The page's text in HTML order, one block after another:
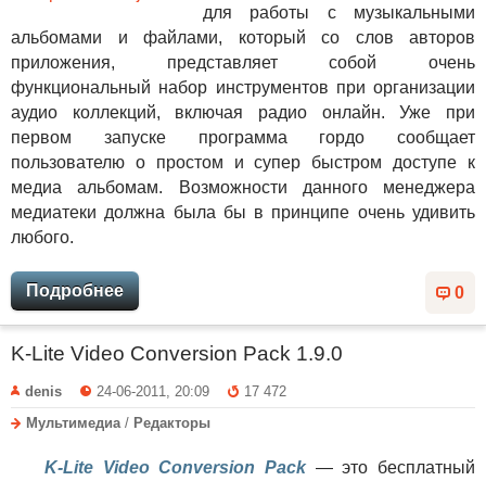
для работы с музыкальными
альбомами и файлами, который со слов авторов
приложения, представляет собой очень
функциональный набор инструментов при организации
аудио коллекций, включая радио онлайн. Уже при
первом запуске программа гордо сообщает
пользователю о простом и супер быстром доступе к
медиа альбомам. Возможности данного менеджера
медиатеки должна была бы в принципе очень удивить
любого.
0
Подробнее
K-Lite Video Conversion Pack 1.9.0
denis 24-06-2011, 20:09
17 472
Мультимедиа / Редакторы
K-Lite Video Conversion Pack— это бесплатный